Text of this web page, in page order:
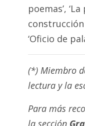
poemas’,
construcción
‘Oficio de
(*) Miembro
lectura y la
Para más
la sección